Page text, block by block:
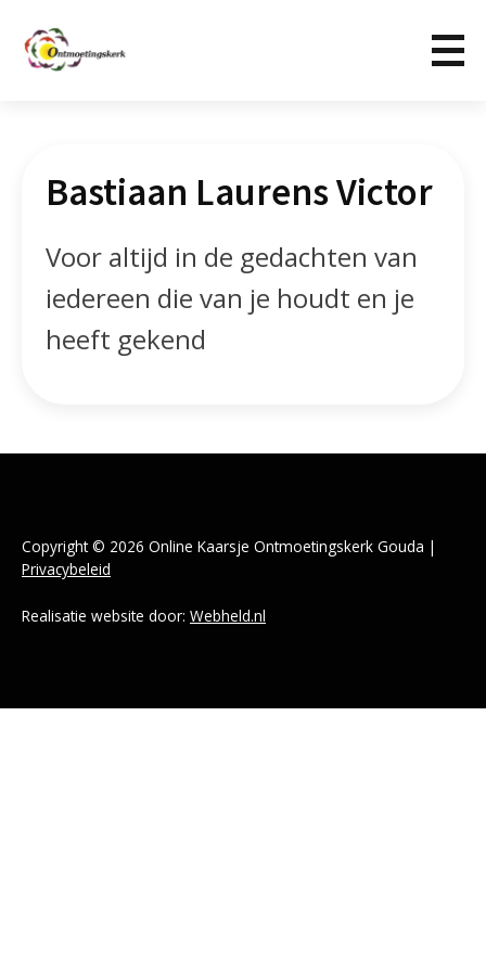
Bastiaan Laurens Victor
Voor altijd in de gedachten van
iedereen die van je houdt en je
heeft gekend
Copyright © 2026 Online Kaarsje Ontmoetingskerk Gouda |
Privacybeleid
Realisatie website door: Webheld.nl